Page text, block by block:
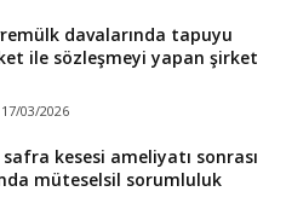
davalarında tapuyu
ile sözleşmeyi yapan şirket
17/03/2026
kesesi ameliyatı sonrası
müteselsil sorumluluk